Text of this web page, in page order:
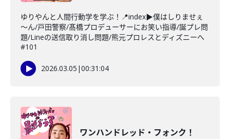
ゆりやんと人間行動学を学ぶ！📍index▶僕はしりませぇ
～ん/戸田警察/髙橋プロデューサーにお笑い指導/誕プレ問
題/Lineの送信取り消し問題/熊元プロレスとディズニーへ
#101
2026.03.05 |00:31:04
ワンハンドレッド・フォンク！